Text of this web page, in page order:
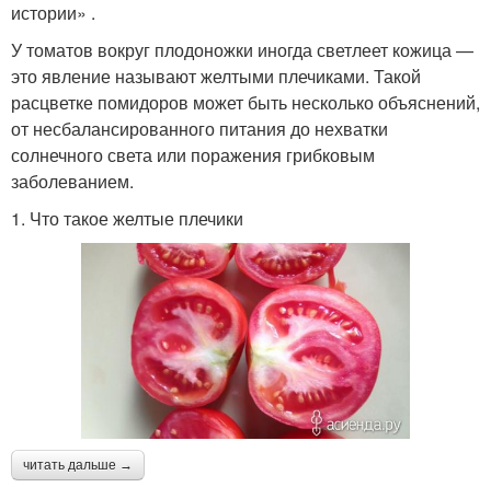
истории» .
У томатов вокруг плодоножки иногда светлеет кожица —
это явление называют желтыми плечиками. Такой
расцветке помидоров может быть несколько объяснений,
от несбалансированного питания до нехватки
солнечного света или поражения грибковым
заболеванием.
1. Что такое желтые плечики
читать дальше →